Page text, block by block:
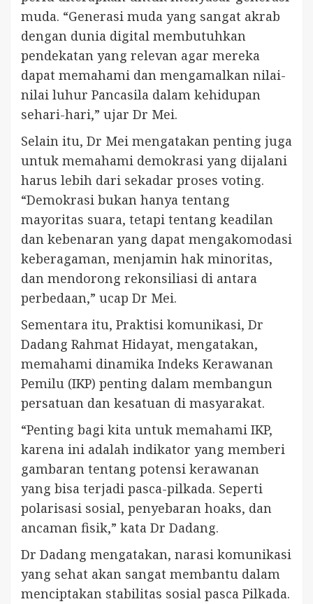
muda. “Generasi muda yang sangat akrab
dengan dunia digital membutuhkan
pendekatan yang relevan agar mereka
dapat memahami dan mengamalkan nilai-
nilai luhur Pancasila dalam kehidupan
sehari-hari,” ujar Dr Mei.
Selain itu, Dr Mei mengatakan penting juga
untuk memahami demokrasi yang dijalani
harus lebih dari sekadar proses voting.
“Demokrasi bukan hanya tentang
mayoritas suara, tetapi tentang keadilan
dan kebenaran yang dapat mengakomodasi
keberagaman, menjamin hak minoritas,
dan mendorong rekonsiliasi di antara
perbedaan,” ucap Dr Mei.
Sementara itu, Praktisi komunikasi, Dr
Dadang Rahmat Hidayat, mengatakan,
memahami dinamika Indeks Kerawanan
Pemilu (IKP) penting dalam membangun
persatuan dan kesatuan di masyarakat.
“Penting bagi kita untuk memahami IKP,
karena ini adalah indikator yang memberi
gambaran tentang potensi kerawanan
yang bisa terjadi pasca-pilkada. Seperti
polarisasi sosial, penyebaran hoaks, dan
ancaman fisik,” kata Dr Dadang.
Dr Dadang mengatakan, narasi komunikasi
yang sehat akan sangat membantu dalam
menciptakan stabilitas sosial pasca Pilkada.